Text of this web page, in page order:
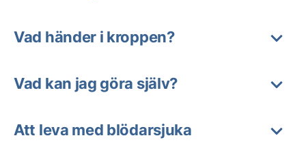
Vad händer i kroppen?
Vad kan jag göra själv?
Att leva med blödarsjuka